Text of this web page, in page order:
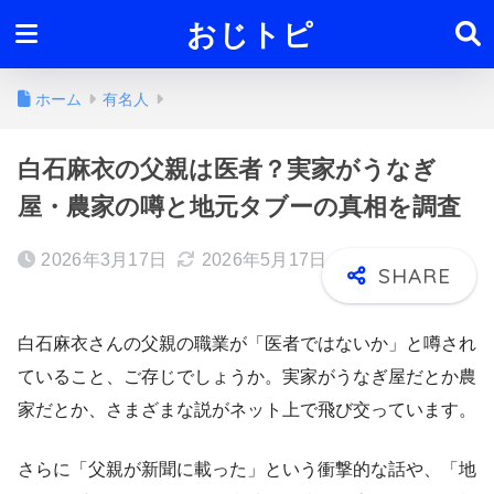
おじトピ
ホーム 有名人
白石麻衣の父親は医者？実家がうなぎ
屋・農家の噂と地元タブーの真相を調査
2026年3月17日 2026年5月17日
白石麻衣さんの父親の職業が「医者ではないか」と噂され
ていること、ご存じでしょうか。実家がうなぎ屋だとか農
家だとか、さまざまな説がネット上で飛び交っています。
さらに「父親が新聞に載った」という衝撃的な話や、「地